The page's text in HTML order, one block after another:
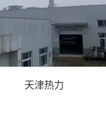
天津热力